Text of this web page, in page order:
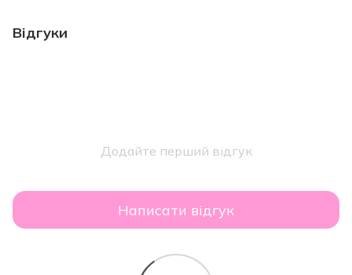
Відгуки
Додайте перший відгук
Написати відгук